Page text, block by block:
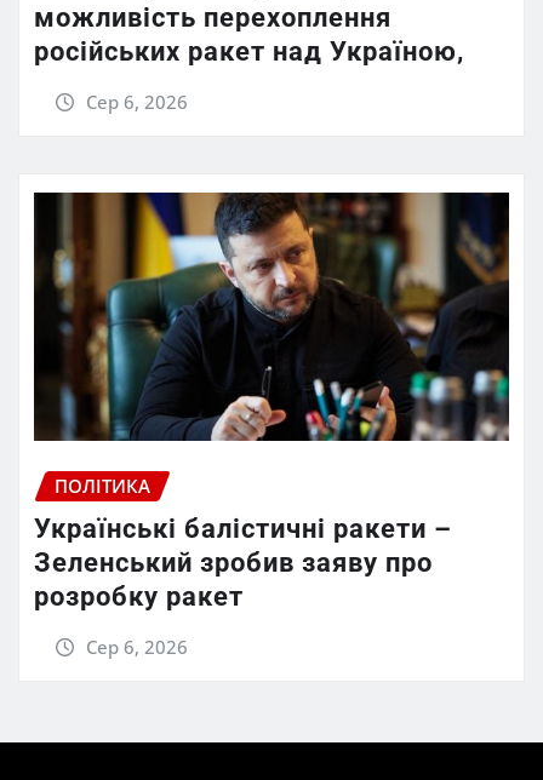
можливість перехоплення
російських ракет над Україною,
Сер 6, 2026
ПОЛІТИКА
Українські балістичні ракети –
Зеленський зробив заяву про
розробку ракет
Сер 6, 2026